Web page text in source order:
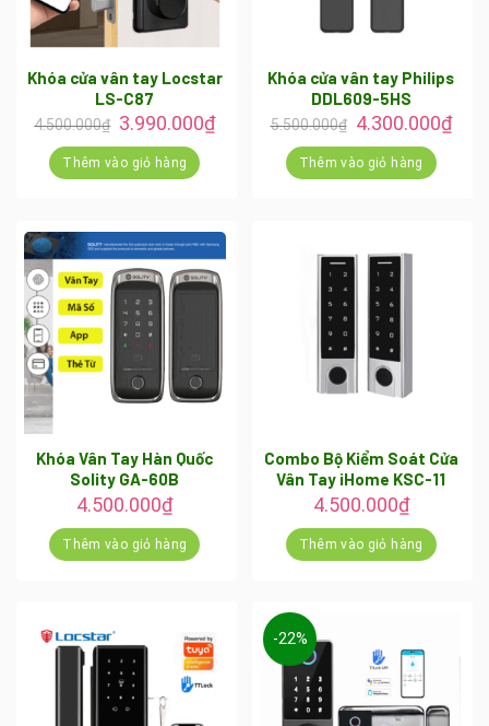
Khóa cửa vân tay Locstar
LS-C87
4.500.000₫ Giá
gốc
là:
4.500.000₫.
3.990.000₫Giá
Thêm vào giỏ hàng
Khóa cửa vân tay Philips
DDL609-5HS
5.500.000₫ Giá
gốc
là:
5.500.000₫.
4.300.000₫Giá
Thêm vào giỏ hàng
Khóa Vân Tay Hàn Quốc
Solity GA-60B
4.500.000₫
Thêm vào giỏ hàng
Combo Bộ Kiểm Soát Cửa
Vân Tay iHome KSC-11
4.500.000₫
Thêm vào giỏ hàng
-22%